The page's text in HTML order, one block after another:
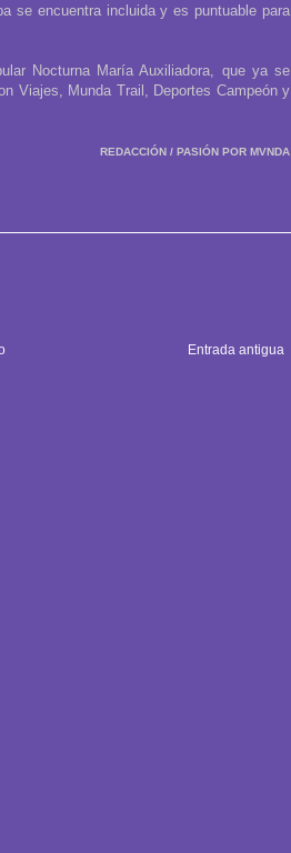
se encuentra incluida y es puntuable para
Nocturna María Auxiliadora, que ya se
Viajes, Munda Trail, Deportes Campeón y
REDACCIÓN / PASIÓN POR MVNDA
Entrada antigua